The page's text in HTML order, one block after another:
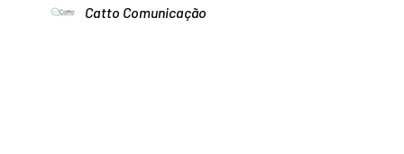
Catto Comunicação